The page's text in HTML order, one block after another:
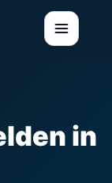
in